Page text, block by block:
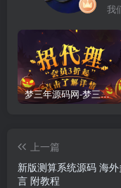
我
梦三年源码网-梦三年ym会员代理详情
上一篇
新版测算系统源码 海
言 附教程